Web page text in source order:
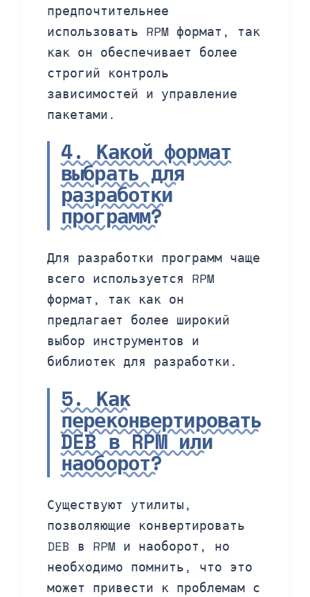
предпочтительнее
использовать RPM формат, так
как он обеспечивает более
строгий контроль
зависимостей и управление
пакетами.
4. Какой формат
выбрать для
разработки
программ?
Для разработки программ чаще
всего используется RPM
формат, так как он
предлагает более широкий
выбор инструментов и
библиотек для разработки.
5. Как
переконвертировать
DEB в RPM или
наоборот?
Существуют утилиты,
позволяющие конвертировать
DEB в RPM и наоборот, но
необходимо помнить, что это
может привести к проблемам с